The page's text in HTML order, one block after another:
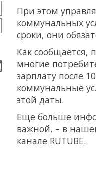
При этом
коммунальных
сроки, они
Как сообщается,
многие
зарплату после
коммунальные
этой даты.
Еще больше
важной, – в
канале RUTUBE.